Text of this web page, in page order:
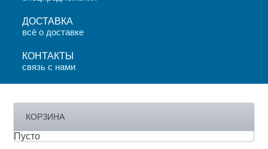
ДОСТАВКА
всё о доставке
КОНТАКТЫ
связь с нами
КОРЗИНА
Пусто